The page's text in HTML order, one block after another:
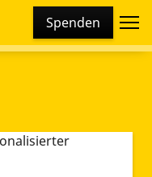
Spenden
Cookies und
Cookies und